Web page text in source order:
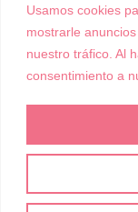
Usamos cookies
mostrarle
nuestro tráfico. Al
consentimiento a